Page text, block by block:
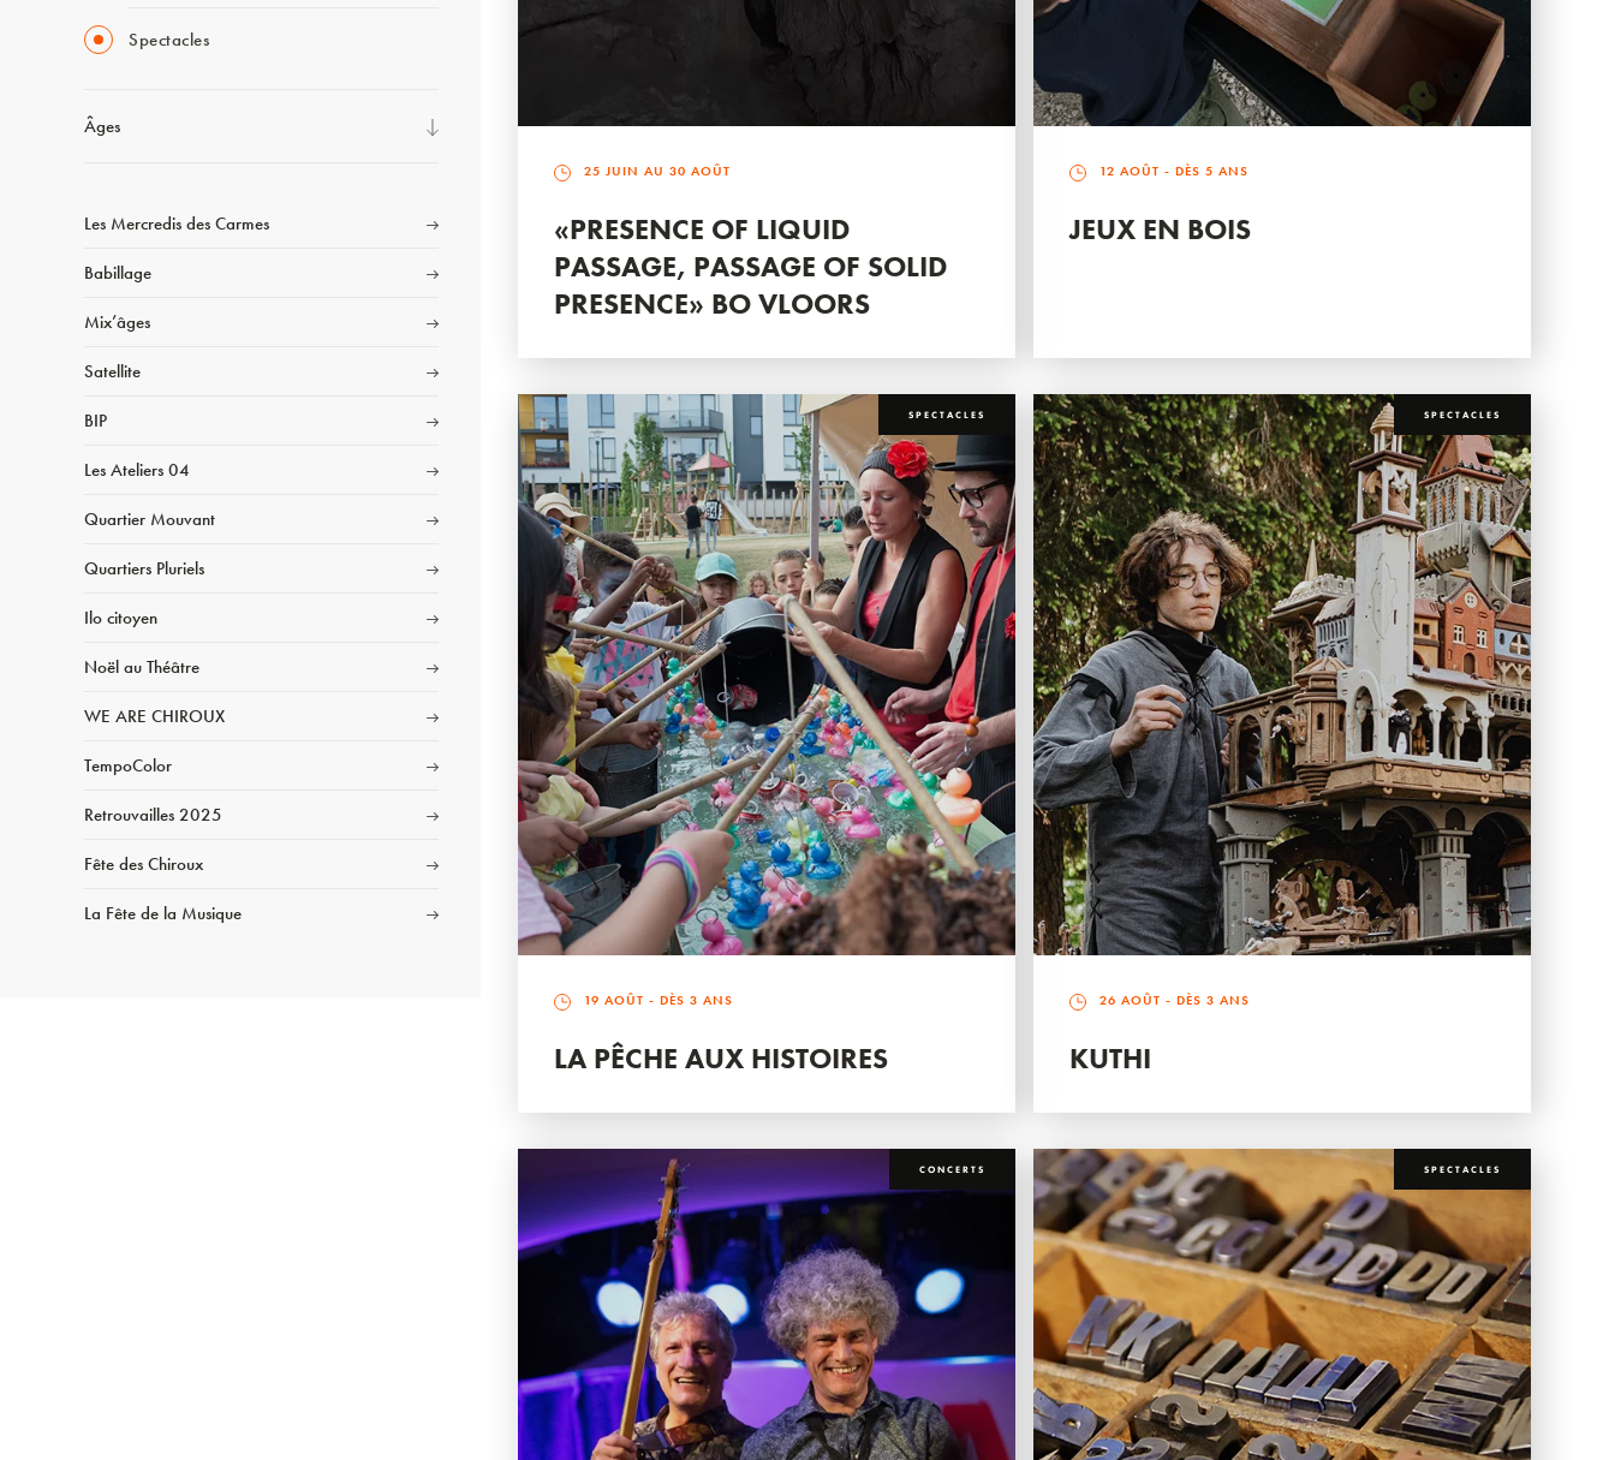
Spectacles
Âges
Les Mercredis des Carmes
Babillage
Mix’âges
Satellite
BIP
Les Ateliers 04
Quartier Mouvant
Quartiers Pluriels
Ilo citoyen
Noël au Théâtre
WE ARE CHIROUX
TempoColor
Retrouvailles 2025
Fête des Chiroux
La Fête de la Musique
25 JUIN AU 30 AOÛT
«PRESENCE OF LIQUID
PASSAGE, PASSAGE OF SOLID
PRESENCE» BO VLOORS
12 AOÛT - DÈS 5 ANS
JEUX EN BOIS
SPECTACLES
19 AOÛT - DÈS 3 ANS
LA PÊCHE AUX HISTOIRES
SPECTACLES
26 AOÛT - DÈS 3 ANS
KUTHI
CONCERTS SPECTACLES